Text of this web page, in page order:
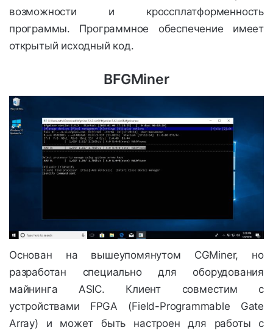
возможности и кроссплатформенность
программы. Программное обеспечение имеет
открытый исходный код.
BFGMiner
Основан на вышеупомянутом CGMiner, но
разработан специально для оборудования
майнинга ASIC. Клиент совместим с
устройствами FPGA (Field-Programmable Gate
Array) и может быть настроен для работы с